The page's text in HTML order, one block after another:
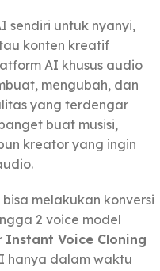
sendiri untuk nyanyi,
konten kreatif
AI khusus audio
mengubah, dan
yang terdengar
buat musisi,
kreator yang ingin
bisa melakukan konversi
2 voice model
Instant Voice Cloning
hanya dalam waktu